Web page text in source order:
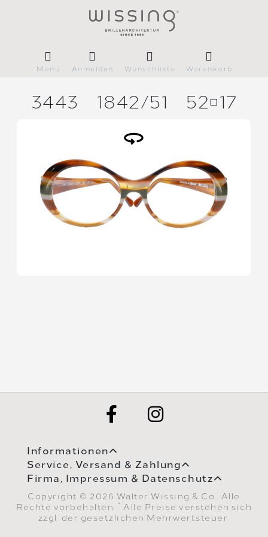
Menü Anmelden Wunschliste Warenkorb
3443 1842/51 5217
Informationen
Service, Versand & Zahlung
Firma, Impressum & Datenschutz
Copyright © 2026 Walter Wissing & Co.. Alle
Rechte vorbehalten.
* Alle Preise verstehen sich
zzgl. der gesetzlichen Mehrwertsteuer.